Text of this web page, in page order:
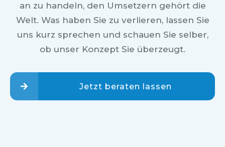
an zu handeln, den Umsetzern gehört die
Welt. Was haben Sie zu verlieren, lassen Sie
uns kurz sprechen und schauen Sie selber,
ob unser Konzept Sie überzeugt.
Jetzt beraten lassen